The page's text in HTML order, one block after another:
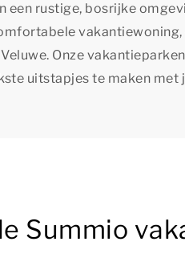
een rustige, bosrijke
Onze
uitstapjes te maken met
Summio